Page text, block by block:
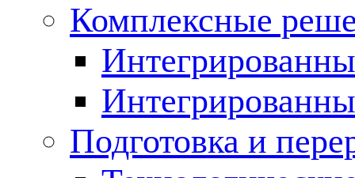
Комплексные
Подготовка и